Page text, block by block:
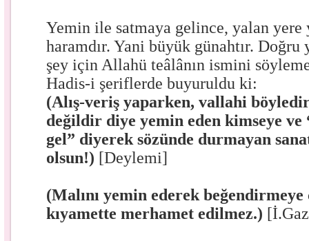
Yemin ile satmaya gelince, yalan yere
haramdır. Yani büyük günahtır. Doğru
şey için Allahü teâlânın ismini
Hadis-i şeriflerde buyuruldu ki:
(Alış-veriş yaparken, vallahi
değildir diye yemin eden kimseye ve
gel” diyerek sözünde durmayan
olsun!) [Deylemi]
(Malını yemin ederek beğendirmeye
kıyamette merhamet edilmez.)